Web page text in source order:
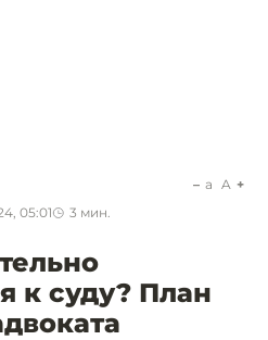
05:01 3 мин.
a A
к суду? План